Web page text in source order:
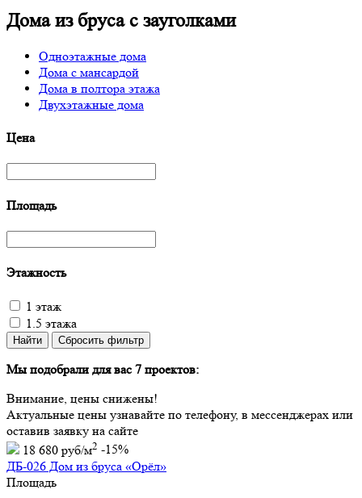
Дома из бруса с зауголками
Одноэтажные дома
Дома с мансардой
Дома в полтора этажа
Двухэтажные дома
Цена
Площадь
Этажность
1 этаж
1.5 этажа
Мы подобрали для вас 7 проектов:
Внимание, цены снижены!
Актуальные цены узнавайте по телефону, в мессенджерах или
оставив заявку на сайте
18 680 руб/м2 -15%
ДБ-026 Дом из бруса «Орёл»
Площадь